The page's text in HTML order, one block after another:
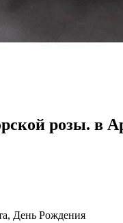
розы. в
День Рождения